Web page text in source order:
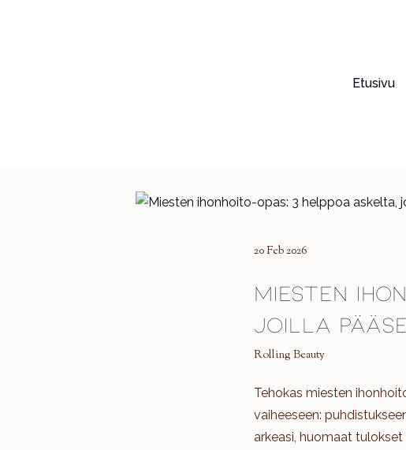
Etusivu
20 Feb 2026
Miesten
joilla
Rolling Beauty
Tehokas miesten
vaiheeseen:
arkeasi, huomaat